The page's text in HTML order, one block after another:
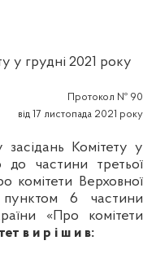
у грудні 2021 року
Протокол № 90
від 17 листопада 2021 року
засідань Комітету у
до частини третьої
комітети Верховної
6 частини
«Про комітети
в и р і ш и в: